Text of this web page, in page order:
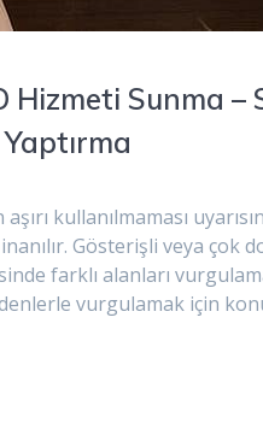
Hizmeti Sunma
kullanılmaması
Gösterişli veya çok
farklı alanları
vurgulamak için